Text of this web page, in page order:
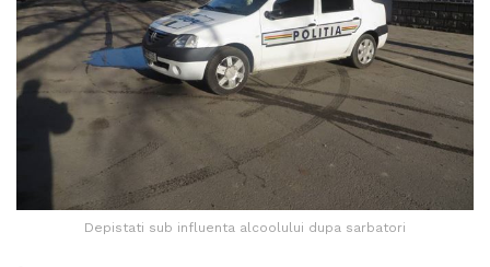
Depistati sub influenta alcoolului dupa sarbatori